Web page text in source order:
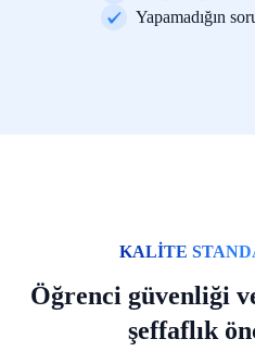
Yapamadığın
KALİTE
Öğrenci güvenliği
şeffaflık